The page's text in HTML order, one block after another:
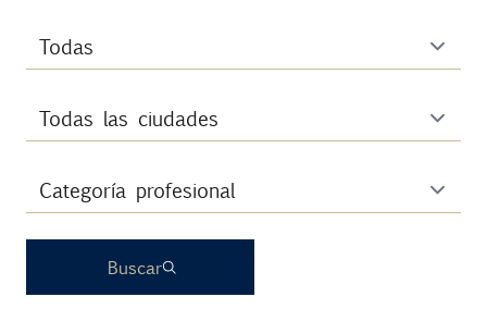
Contacto
Uib
Buscar